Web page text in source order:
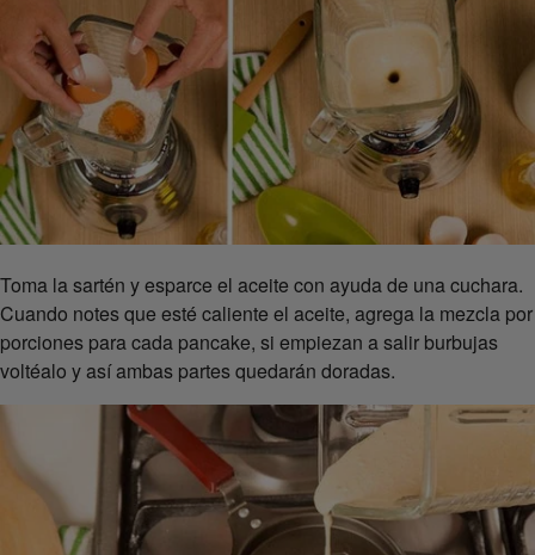
Toma la sartén y esparce el aceite con ayuda de una cuchara.
Cuando notes que esté caliente el aceite, agrega la mezcla por
porciones para cada pancake, si empiezan a salir burbujas
voltéalo y así ambas partes quedarán doradas.